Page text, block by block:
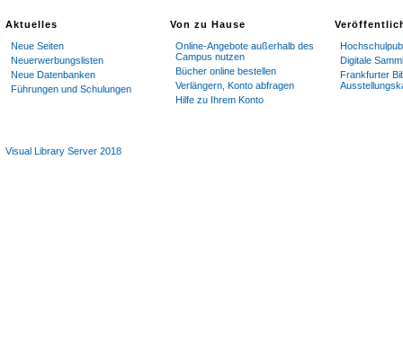
Aktuelles
Neue Seiten
Neuerwerbungslisten
Neue Datenbanken
Führungen und Schulungen
Von zu Hause
Online-Angebote außerhalb des
Campus nutzen
Bücher online bestellen
Verlängern, Konto abfragen
Hilfe zu Ihrem Konto
Digitale
Frankfurter
Visual Library Server 2018